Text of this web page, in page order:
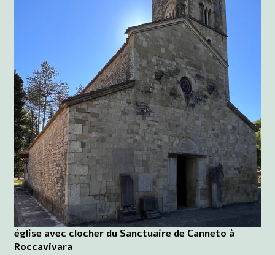
église avec clocher du Sanctuaire de Canneto à
Roccavivara